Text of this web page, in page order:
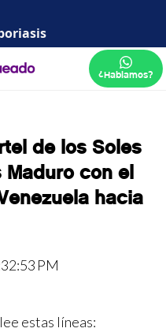
¿Hablamos?
de los Soles
con el
hacia
PM
estas líneas: